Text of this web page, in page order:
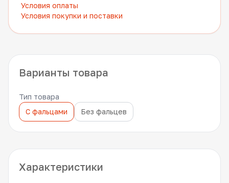
Условия оплаты
Условия покупки и поставки
Варианты товара
Тип товара
С фальцами
Без фальцев
Характеристики